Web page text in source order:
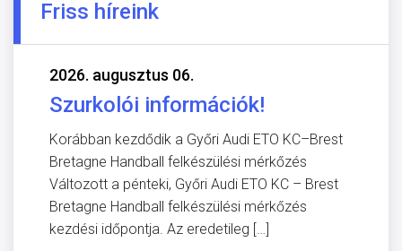
Friss híreink
2026. augusztus 06.
Szurkolói információk!
Korábban kezdődik a Győri Audi ETO KC–Brest
Bretagne Handball felkészülési mérkőzés
Változott a pénteki, Győri Audi ETO KC – Brest
Bretagne Handball felkészülési mérkőzés
kezdési időpontja. Az eredetileg […]